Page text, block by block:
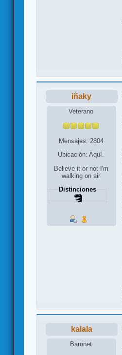
iñaky
Veterano
Mensajes: 2804
Ubicación: Aquí.
Believe it or not I'm
walking on air
Distinciones
kalala
Baronet